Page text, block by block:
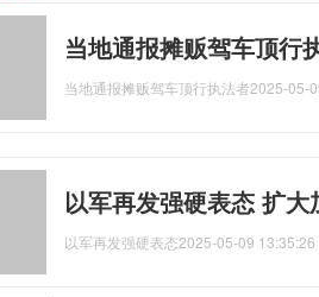
当地通报摊贩驾车顶行
当地通报摊贩驾车顶行执法者2025-05-
以军再发强硬表态 扩
以军再发强硬表态2025-05-09 13:35:26